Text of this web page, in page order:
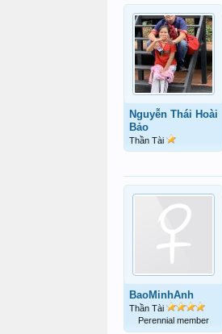
Nguyễn Thái Hoài
Bảo
Thần Tài
BaoMinhAnh
Thần Tài
Perennial member